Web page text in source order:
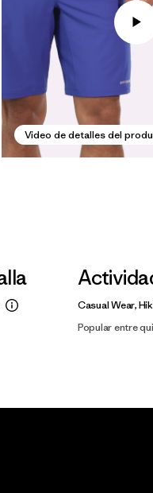
Video de detalles del
Casual Wear,
Popular entre